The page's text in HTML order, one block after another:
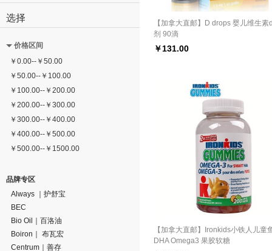
【加拿大直邮】D drops 婴儿维生素
剂 90滴
￥131.00
【加拿大直邮】Ironkids小铁人儿童
DHA Omega3 果胶软糖
选择
价格区间
￥ 0.00-- ￥ 50.00
￥ 50.00-- ￥ 100.00
￥ 100.00-- ￥ 200.00
￥ 200.00-- ￥ 300.00
￥ 300.00-- ￥ 400.00
￥ 400.00-- ￥ 500.00
￥ 500.00-- ￥ 1500.00
品牌专区
Always ｜护舒宝
BEC
Bio Oil｜百洛油
Boiron｜ 布瓦宏
Centrum｜善存